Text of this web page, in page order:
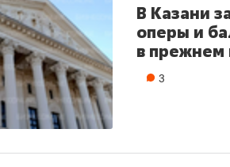
В Казани
оперы и
в прежнем
3